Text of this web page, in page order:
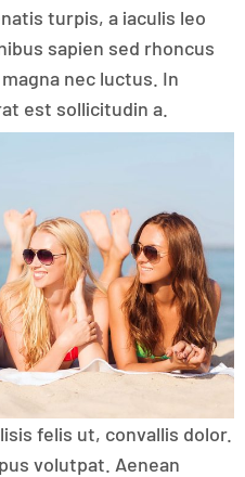
turpis, a iaculis leo
sapien sed rhoncus
nec luctus. In
est sollicitudin a.
felis ut, convallis dolor.
volutpat. Aenean